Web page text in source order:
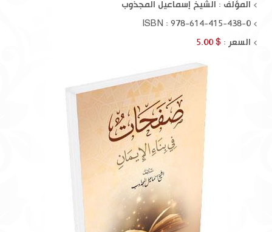
المؤلف : الشيخ إسماعيل المجذوب
ISBN : 978-614-415-438-0
السعر : $ 5.00